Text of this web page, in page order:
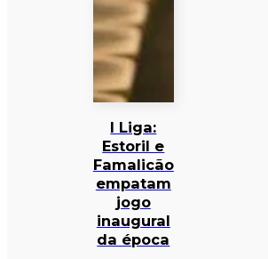
I Liga:
Estoril e
Famalicão
empatam
jogo
inaugural
da época